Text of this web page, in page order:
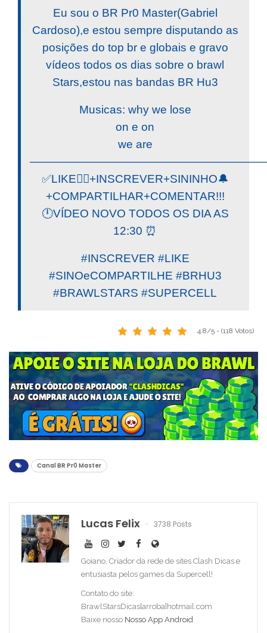
Eu sou o BR Pr0 Master(Gabriel
Cardoso),e estou sempre disputando as
posições do top br e globais e gravo
vídeos todos os dias sobre o brawl
Stars,estou nas bandas BR Hu3
Musicas: why we lose
on e on
we are
✅LIKE👍🏼+INSCREVER+SININHO🔔
+COMPARTILHAR+COMENTAR!!!
🕛VÍDEO NOVO TODOS OS DIA AS
12:30 ⏰
#INSCREVER #LIKE
#SINOeCOMPARTILHE #BRHU3
#BRAWLSTARS #SUPERCELL
4.8/5 - (118 Votos)
Canal BR Pr0 Master
Lucas Felix 3738 Posts
Goiano, Criador da rede de sites Clash Dicas e
entusiasta pelos games da Supercell!
Contato do site:
BrawlStarsDicas[arroba]hotmail.com
Baixe nosso Nosso App Android